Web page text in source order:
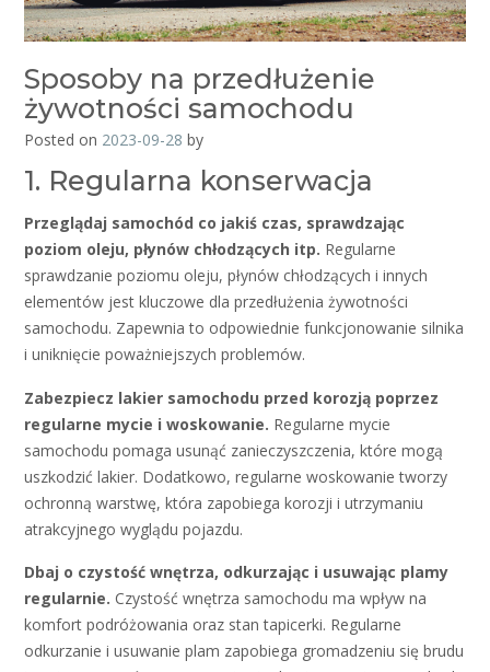
Sposoby na przedłużenie
żywotności samochodu
Posted on 2023-09-28 by
1. Regularna konserwacja
Przeglądaj samochód co jakiś czas, sprawdzając
poziom oleju, płynów chłodzących itp. Regularne
sprawdzanie poziomu oleju, płynów chłodzących i innych
elementów jest kluczowe dla przedłużenia żywotności
samochodu. Zapewnia to odpowiednie funkcjonowanie silnika
i uniknięcie poważniejszych problemów.
Zabezpiecz lakier samochodu przed korozją poprzez
regularne mycie i woskowanie. Regularne mycie
samochodu pomaga usunąć zanieczyszczenia, które mogą
uszkodzić lakier. Dodatkowo, regularne woskowanie tworzy
ochronną warstwę, która zapobiega korozji i utrzymaniu
atrakcyjnego wyglądu pojazdu.
Dbaj o czystość wnętrza, odkurzając i usuwając plamy
regularnie. Czystość wnętrza samochodu ma wpływ na
komfort podróżowania oraz stan tapicerki. Regularne
odkurzanie i usuwanie plam zapobiega gromadzeniu się brudu